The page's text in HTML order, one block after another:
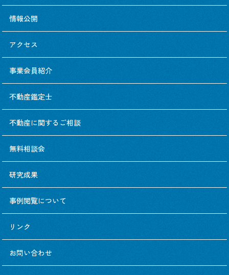
情報公開
アクセス
事業会員紹介
不動産鑑定士
不動産に関するご相談
無料相談会
研究成果
事例閲覧について
リンク
お問い合わせ